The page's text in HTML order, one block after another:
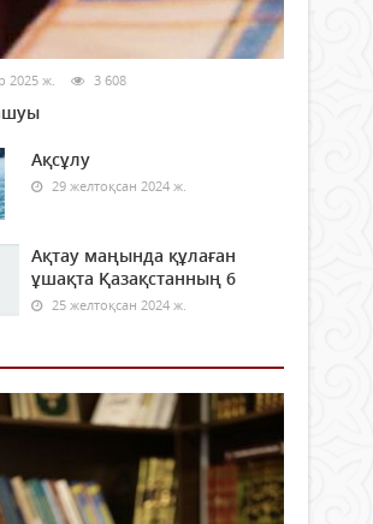
2025 ж. 3 608
Ақсұлу
29 желтоқсан 2024 ж.
Ақтау маңында құлаған
ұшақта Қазақстанның 6
25 желтоқсан 2024 ж.